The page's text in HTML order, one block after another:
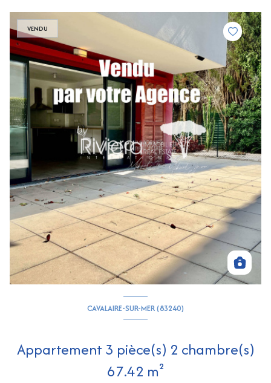
VENDU
CAVALAIRE-SUR-MER (83240)
Appartement 3 pièce(s) 2 chambre(s)
67.42 m²